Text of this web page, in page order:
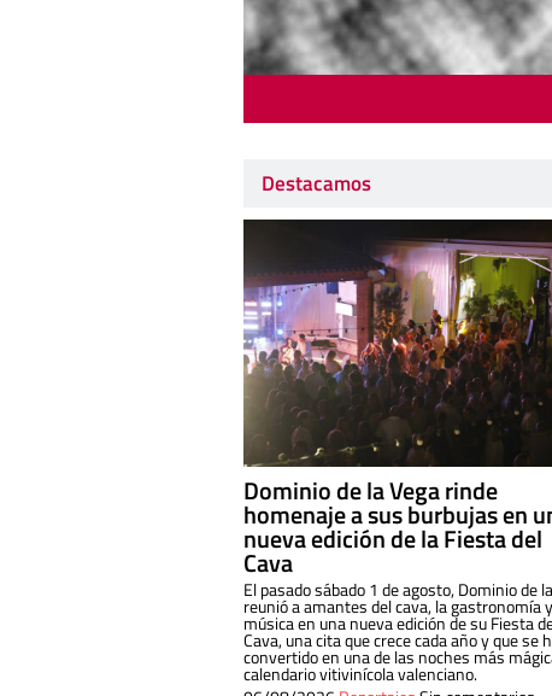
Destacamos
Dominio de la Vega rinde
homenaje a sus burbujas en
nueva edición de la Fiesta del
Cava
El pasado sábado 1 de agosto, Dominio de
reunió a amantes del cava, la gastronomía
música en una nueva edición de su Fiesta
Cava, una cita que crece cada año y que se
convertido en una de las noches más
calendario vitivinícola valenciano.